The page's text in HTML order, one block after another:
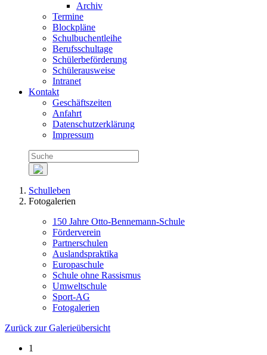
Archiv
Termine
Blockpläne
Schulbuchentleihe
Berufsschultage
Schülerbeförderung
Schülerausweise
Intranet
Kontakt
Geschäftszeiten
Anfahrt
Datenschutzerklärung
Impressum
Schulleben
Fotogalerien
150 Jahre Otto-Bennemann-Schule
Förderverein
Partnerschulen
Auslandspraktika
Europaschule
Schule ohne Rassismus
Umweltschule
Sport-AG
Fotogalerien
Zurück zur Galerieübersicht
1